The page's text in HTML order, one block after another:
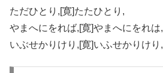
ただひとり,[寛]たたひとり,
やまへにをれば,[寛]やまへにをれは,
いぶせかりけり,[寛]いふせかりけり,